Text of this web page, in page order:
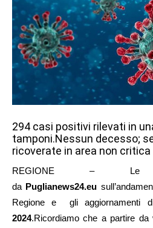
294 casi positivi rilevati in
tamponi.Nessun decesso;
ricoverate in area non critica
REGIONE – Le
da Puglianews24.eu
Regione e gli aggiornamenti
2024.Ricordiamo che a partire